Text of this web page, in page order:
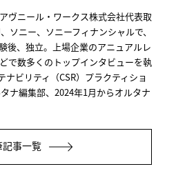
ヴニール・ワークス株式会社代表取
ソニー、ソニーフィナンシャルで、
後、独立。上場企業のアニュアルレ
で数多くのトップインタビューを執
ビリティ（CSR）プラクティショ
ナ編集部、2024年1月からオルタナ
記事一覧